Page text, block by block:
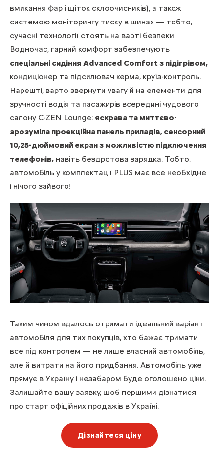
вмикання фар і щіток склоочисників), а також
системою моніторингу тиску в шинах — тобто,
сучасні технології стоять на варті безпеки!
Водночас, гарний комфорт забезпечують
спеціальні сидіння Advanced Comfort з підігрівом,
кондиціонер та підсилювач керма, круїз-контроль.
Нарешті, варто звернути увагу й на елементи для
зручності водія та пасажирів всередині чудового
салону C-ZEN Lounge: яскрава та миттєво-
зрозуміла проекційна панель приладів, сенсорний
10,25-дюймовий екран з можливістю підключення
телефонів, навіть бездротова зарядка. Тобто,
автомобіль у комплектації PLUS має все необхідне
і нічого зайвого!
Таким чином вдалось отримати ідеальний варіант
автомобіля для тих покупців, хто бажає тримати
все під контролем — не лише власний автомобіль,
але й витрати на його придбання. Автомобіль уже
прямує в Україну і незабаром буде оголошено ціни.
Залишайте вашу заявку, щоб першими дізнатися
про старт офіційних продажів в Україні.
Дізнайтеся ціну